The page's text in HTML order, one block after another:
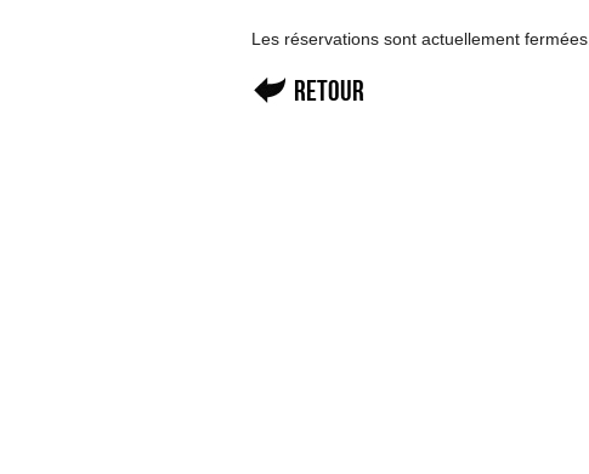
Les réservations sont actuellement fermées.
Retour